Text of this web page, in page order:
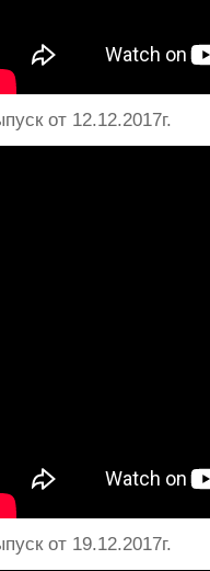
от 12.12.2017г.
от 19.12.2017г.